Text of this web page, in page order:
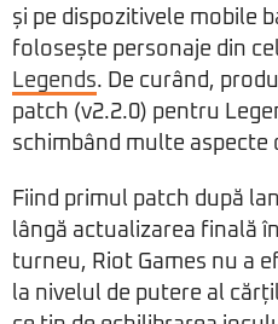
și pe dispozitivele mobile
folosește personaje din
Legends. De curând,
patch (v2.2.0) pentru
schimbând multe aspecte
Fiind primul patch după
lângă actualizarea finală
turneu, Riot Games nu a
la nivelul de putere al